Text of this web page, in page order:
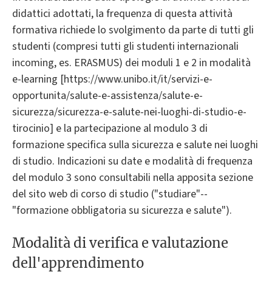
didattici adottati, la frequenza di questa attività
formativa richiede lo svolgimento da parte di tutti gli
studenti (compresi tutti gli studenti internazionali
incoming, es. ERASMUS) dei moduli 1 e 2 in modalità
e-learning [https://www.unibo.it/it/servizi-e-
opportunita/salute-e-assistenza/salute-e-
sicurezza/sicurezza-e-salute-nei-luoghi-di-studio-e-
tirocinio] e la partecipazione al modulo 3 di
formazione specifica sulla sicurezza e salute nei luoghi
di studio. Indicazioni su date e modalità di frequenza
del modulo 3 sono consultabili nella apposita sezione
del sito web di corso di studio ("studiare"--
"formazione obbligatoria su sicurezza e salute").
Modalità di verifica e valutazione
dell'apprendimento